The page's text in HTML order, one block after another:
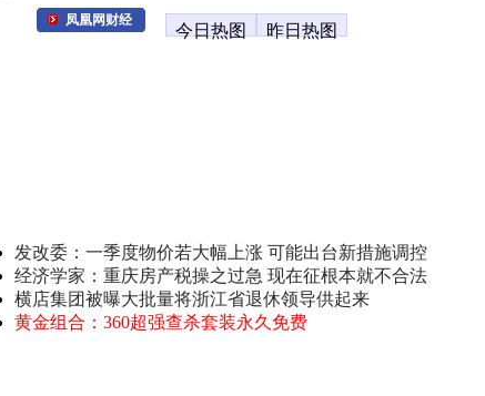
凤凰网财经
今日热图 昨日热图
发改委：一季度物价若大幅上涨 可能出台新措施调控
经济学家：重庆房产税操之过急 现在征根本就不合法
横店集团被曝大批量将浙江省退休领导供起来
黄金组合：360超强查杀套装永久免费